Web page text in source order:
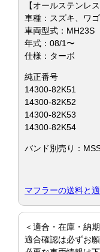
【オールステンレス
車種：スズキ、ワ
車両型式：MH23S
年式：08/1〜
仕様：ターボ
純正番号
14300-82K51
14300-82K52
14300-82K53
14300-82K54
バンド別売り：
マフラーの送料と
＜適合・在庫・納
適合確認は必ずお願